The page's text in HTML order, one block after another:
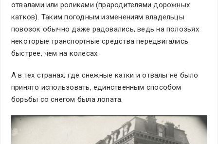
отвалами или роликами (прародителями дорожных
катков). Таким погодным изменениям владельцы
повозок обычно даже радовались, ведь на полозьях
некоторые транспортные средства передвигались
быстрее, чем на колесах.
А в тех странах, где снежные катки и отвалы не было
принято использовать, единственным способом
борьбы со снегом была лопата.